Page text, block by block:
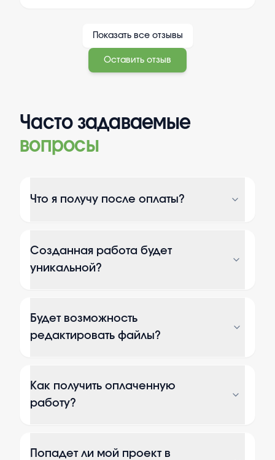
Показать все отзывы
Оставить отзыв
Часто задаваемые
вопросы
Что я получу после оплаты?
Созданная работа будет
уникальной?
Будет возможность
редактировать файлы?
Как получить оплаченную
работу?
Попадет ли мой проект в